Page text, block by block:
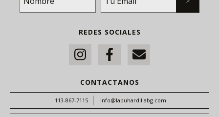
REDES SOCIALES
CONTACTANOS
113-867-7115 info@labuhardillabg.com